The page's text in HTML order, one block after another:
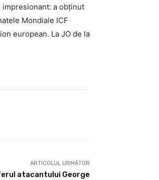
impresionant: a obținut
Mondiale ICF
european. La JO de la
ARTICOLUL URMĂTOR
atacantului George